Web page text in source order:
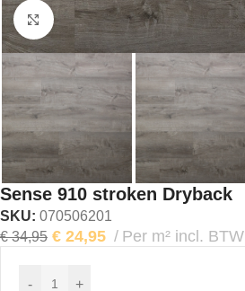
Klik om te vergroten
Sense 910 stroken Dryback
SKU: 070506201
€34,95 € 24,95 Per m² incl. BTW
- +